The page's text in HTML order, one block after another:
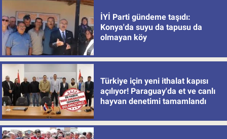
İYİ Parti gündeme taşıdı:
Konya'da suyu da tapusu da
olmayan köy
Türkiye için yeni ithalat kapısı
açılıyor! Paraguay'da et ve canlı
hayvan denetimi tamamlandı